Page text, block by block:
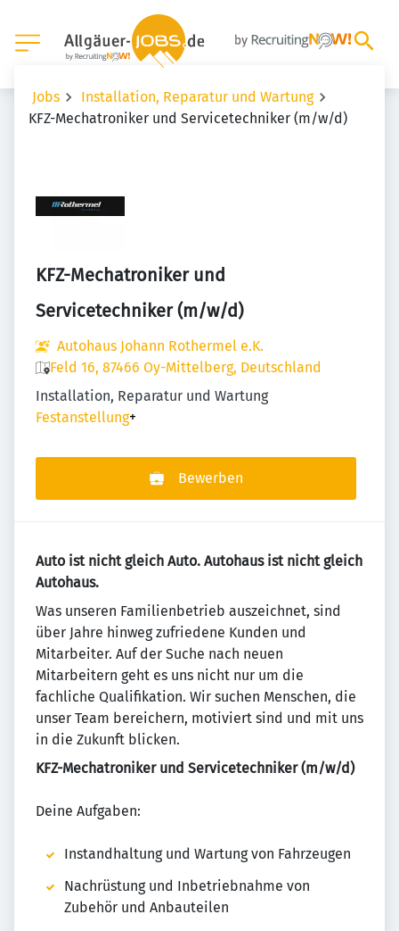
Jobs
Installation, Reparatur und Wartung
KFZ-Mechatroniker und Servicetechniker (m/w/d)
KFZ-Mechatroniker und
Servicetechniker (m/w/d)
Autohaus Johann Rothermel e.K.
Feld 16, 87466 Oy-Mittelberg, Deutschland
Installation, Reparatur und Wartung
Festanstellung+
Bewerben
Auto ist nicht gleich Auto. Autohaus ist nicht gleich
Autohaus.
Was unseren Familienbetrieb auszeichnet, sind
über Jahre hinweg zufriedene Kunden und
Mitarbeiter. Auf der Suche nach neuen
Mitarbeitern geht es uns nicht nur um die
fachliche Qualifikation. Wir suchen Menschen, die
unser Team bereichern, motiviert sind und mit uns
in die Zukunft blicken.
KFZ-Mechatroniker und Servicetechniker (m/w/d)
Deine Aufgaben:
Instandhaltung und Wartung von Fahrzeugen
Nachrüstung und Inbetriebnahme von
Zubehör und Anbauteilen